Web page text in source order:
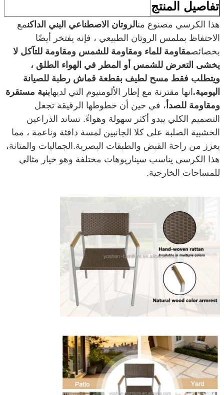
تفاصيل المنتج
هذا الكرسي مصنوع منالروتان الاصطناعي البني الداكنمع
الاحتفاظ بملمس الروتان الطبيعي ، فإنه يفتخر أيضًا
بخصائصمقاومة للماء ومقاومة للشمس ومقاومة للتآكل لا
يخشى التعرض للشمس أو المطر في الهواء الطلق ،
ويتطلب فقط مسح لطيف بقطعة قماش رطبة للصيانة
اليومية. انها مقترنة مع إطار الألومنيوم التي لديهابنية مستقرة
ومقاومة للصدأ ، في حين أن خطوطها الرقيقة تجعل
التصميم الكلي يبدو أكثر سهولة وهواءً. تساند الذراعين
الخشبية الصلبة على كلا الجانبين لمسة دافئة وناعمة ، مما
يعزز من راحة القبض والطبقات البصرية.الجماليات والمتانة،
هذا الكرسي يناسب سيناريوهات مختلفة وهو خيار مثالي
للمساحات الخارجية.